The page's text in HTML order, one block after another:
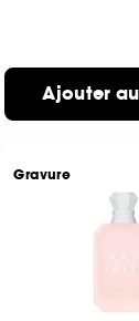
Ajouter
Gravure